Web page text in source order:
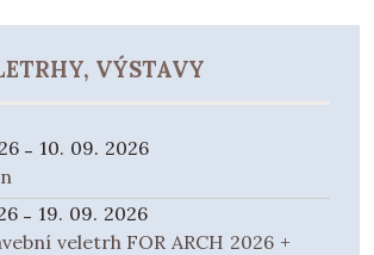
VÝSTAVY
- 10. 09. 2026
- 19. 09. 2026
veletrh FOR ARCH 2026 +